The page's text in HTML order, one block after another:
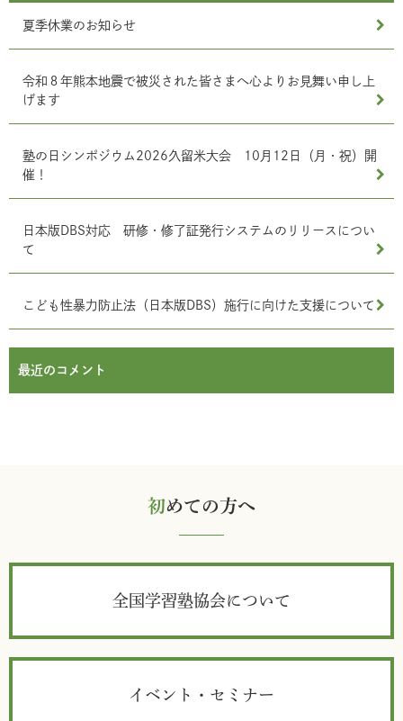
夏季休業のお知らせ
令和８年熊本地震で被災された皆さまへ心よりお見舞い申し上
げます
塾の日シンポジウム2026久留米大会 10月12日（月・祝）開
催！
日本版DBS対応 研修・修了証発行システムのリリースについ
て
こども性暴力防止法（日本版DBS）施行に向けた支援について
最近のコメント
初めての方へ
全国学習塾協会について
イベント・セミナー